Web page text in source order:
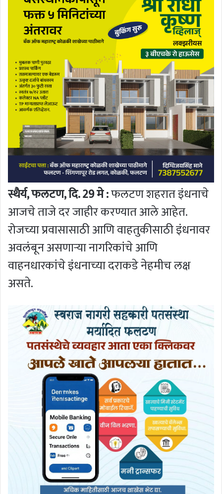
स्थैर्य, फलटण, दि. 29 मे :फलटण शहरात इंधनाचे
आजचे ताजे दर जाहीर करण्यात आले आहेत.
रोजच्या प्रवासासाठी आणि वाहतुकीसाठी इंधनावर
अवलंबून असणाऱ्या नागरिकांचे आणि
वाहनधारकांचे इंधनाच्या दराकडे नेहमीच लक्ष
असते.